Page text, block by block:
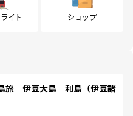
イト ショップ
旅 伊豆大島 利島（伊豆諸